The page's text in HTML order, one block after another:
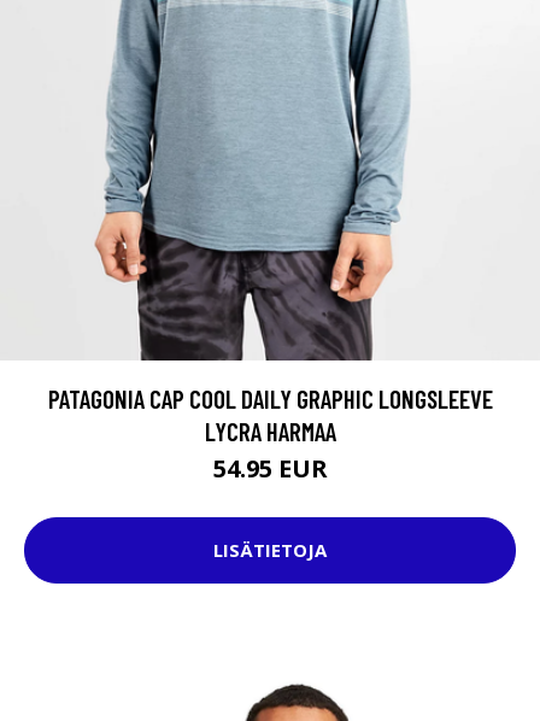
PATAGONIA CAP COOL DAILY GRAPHIC LONGSLEEVE
LYCRA HARMAA
54.95 EUR
LISÄTIETOJA